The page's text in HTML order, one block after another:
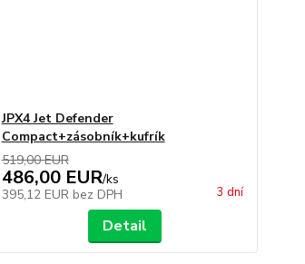
JPX4 Jet Defender
Compact+zásobník+kufrík
519,00 EUR
486,00 EUR/ks
395,12 EUR bez DPH 3 dní
Detail